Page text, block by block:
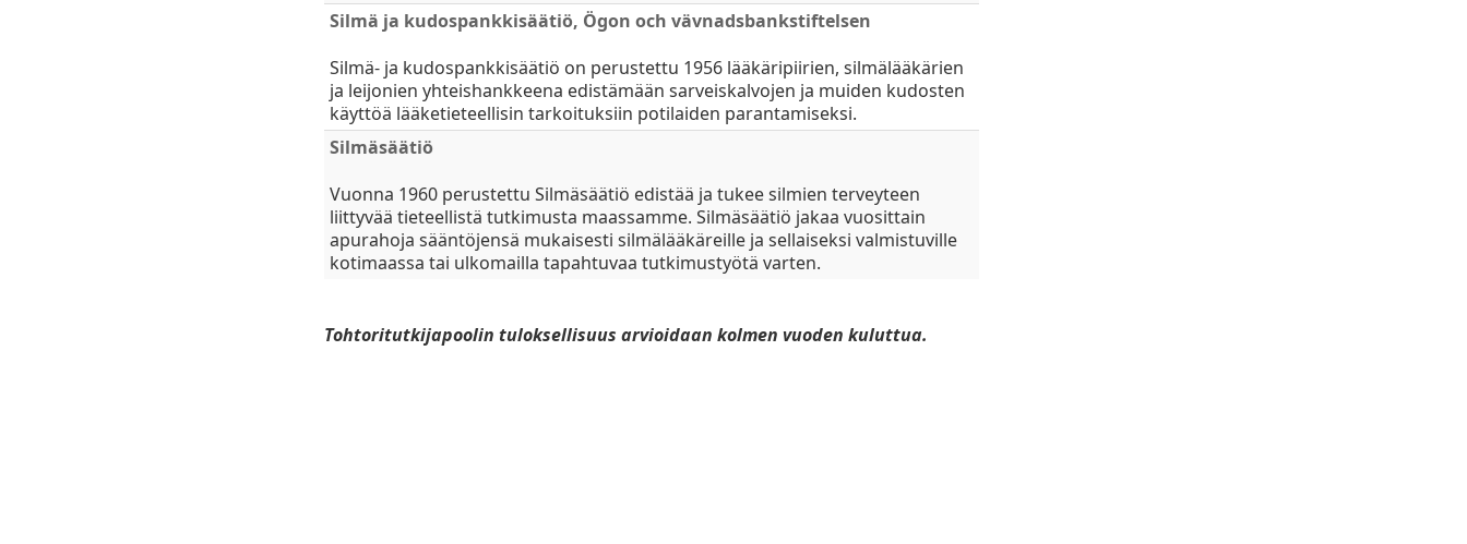
Silmä ja kudospankkisäätiö, Ögon och vävnadsbankstiftelsen
Silmä- ja kudospankkisäätiö on perustettu 1956 lääkäripiirien, silmälääkärien
ja leijonien yhteishankkeena edistämään sarveiskalvojen ja muiden kudosten
käyttöä lääketieteellisin tarkoituksiin potilaiden parantamiseksi.
Silmäsäätiö
Vuonna 1960 perustettu Silmäsäätiö edistää ja tukee silmien terveyteen
liittyvää tieteellistä tutkimusta maassamme. Silmäsäätiö jakaa vuosittain
apurahoja sääntöjensä mukaisesti silmälääkäreille ja sellaiseksi valmistuville
kotimaassa tai ulkomailla tapahtuvaa tutkimustyötä varten.
Tohtoritutkijapoolin tuloksellisuus arvioidaan kolmen vuoden kuluttua.